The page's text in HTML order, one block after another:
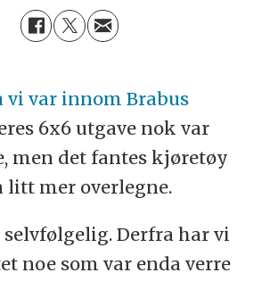
vi var innom Brabus
6x6 utgave nok var
men det fantes kjøretøy
litt mer overlegne.
selvfølgelig. Derfra har vi
noe som var enda verre